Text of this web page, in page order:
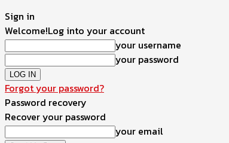
Sign in
Welcome!Log into your account
your username
your password
Forgot your password?
Password recovery
Recover your password
your email